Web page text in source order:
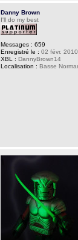
Danny Brown
I'll do my best
Messages : 659
Enregistré le : 02 févr.
XBL : DannyBrown14
Localisation : Basse